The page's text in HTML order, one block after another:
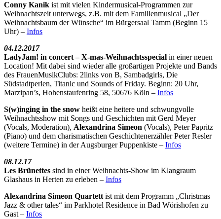
Conny Kanik ist mit vielen Kindermusical-Programmen zur
Weihnachtszeit unterwegs, z.B. mit dem Familienmusical „Der
Weihnachtsbaum der Wünsche“ im Bürgersaal Tamm (Beginn 15
Uhr) – Infos
04.12.2017
LadyJam! in concert – X-mas-Weihnachtsspecial in einer neuen
Location! Mit dabei sind wieder alle großartigen Projekte und Bands
des FrauenMusikClubs: 2links von B, Sambadgirls, Die
Südstadtperlen, Titanic und Sounds of Friday. Beginn: 20 Uhr,
Marzipan’s, Hohenstaufenring 58, 50676 Köln – Infos
S(w)inging in the snow heißt eine heitere und schwungvolle
Weihnachtsshow mit Songs und Geschichten mit Gerd Meyer
(Vocals, Moderation), Alexandrina Simeon (Vocals), Peter Papritz
(Piano) und dem charismatischen Geschichtenerzähler Peter Resler
(weitere Termine) in der Augsburger Puppenkiste – Infos
08.12.17
Les Brünettes sind in einer Weihnachts-Show im Klangraum
Glashaus in Herten zu erleben – Infos
Alexandrina Simeon Quartettist mit dem Programm „Christmas
Jazz & other tales“ im Parkhotel Residence in Bad Wörishofen zu
Gast – Infos